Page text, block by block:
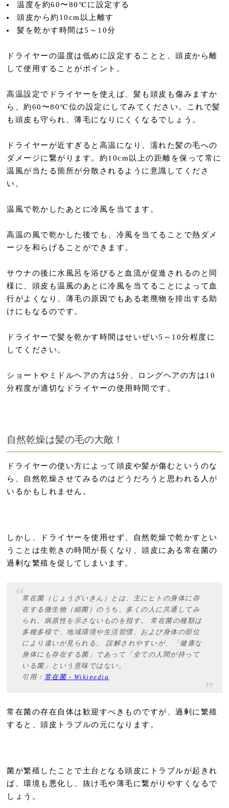
温度を約60〜80℃に設定する
頭皮から約10cm以上離す
髪を乾かす時間は5～10分
ドライヤーの温度は低めに設定することと、頭皮から離
して使用することがポイント。
高温設定でドライヤーを使えば、髪も頭皮も傷みますか
ら、約60〜80℃位の設定にしてみてください。これで髪
も頭皮も守られ、薄毛になりにくくなるでしょう。
ドライヤーが近すぎると高温になり、濡れた髪の毛への
ダメージに繋がります。約10cm以上の距離を保って常に
温風が当たる箇所が分散されるように意識してくださ
い。
温風で乾かしたあとに冷風を当てます。
高温の風で乾かした後でも、冷風を当てることで熱ダメ
ージを和らげることができます。
サウナの後に水風呂を浴びると血流が促進されるのと同
様に、頭皮も温風のあとに冷風を当てることによって血
行がよくなり、薄毛の原因でもある老廃物を排出する助
けにもなるのです。
ドライヤーで髪を乾かす時間はせいぜい5～10分程度に
してください。
ショートやミドルヘアの方は5分、ロングヘアの方は10
分程度が適切なドライヤーの使用時間です。
自然乾燥は髪の毛の大敵！
ドライヤーの使い方によって頭皮や髪が傷むというのな
ら、自然乾燥させてみるのはどうだろうと思われる人が
いるかもしれません。
しかし、ドライヤーを使用せず、自然乾燥で乾かすとい
うことは生乾きの時間が長くなり、頭皮にある常在菌の
過剰な繁殖を促してしまいます。
常在菌（じょうざいきん）とは、主にヒトの身体に存
在する微生物（細菌）のうち、多くの人に共通してみ
られ、病原性を示さないものを指す。 常在菌の種類は
多種多様で、地域環境や生活習慣、および身体の部位
により違いが見られる。 誤解されやすいが、「健康な
身体にも存在する菌」であって「全ての人間が持って
いる菌」という意味ではない。
引用： 常在菌 - Wikipedia
常在菌の存在自体は歓迎すべきものですが、過剰に繁殖
すると、頭皮トラブルの元になります。
菌が繁殖したことで土台となる頭皮にトラブルが起きれ
ば、環境も悪化し、抜け毛や薄毛に繋がりやすくなるで
しょう。